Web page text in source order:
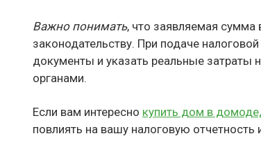
Важно понимать, что заявляемая
законодательству. При подаче
документы и указать реальные
органами.
Если вам интересно купить дом в
повлиять на вашу налоговую